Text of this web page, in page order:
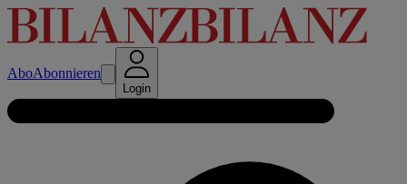
AboAbonnieren
Login